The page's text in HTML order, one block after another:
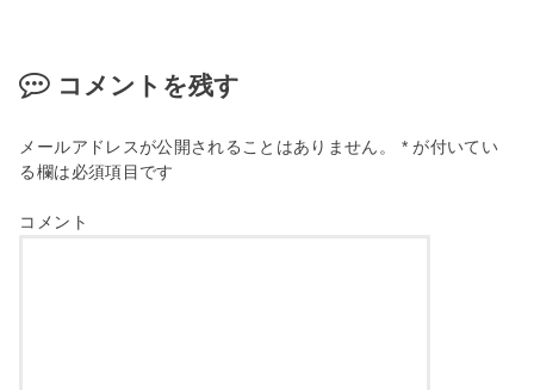
コメントを残す
メールアドレスが公開されることはありません。 *が付いてい
る欄は必須項目です
コメント